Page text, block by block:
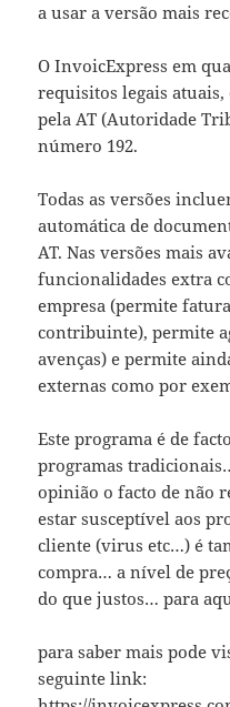
a usar a versão mais
O InvoicExpress em
requisitos legais
pela AT (Autoridade
número 192.
Todas as versões
automática de
AT. Nas versões mais
funcionalidades extra
empresa (permite
contribuinte), permite
avenças) e permite
externas como por
Este programa é de
programas
opinião o facto de não
estar susceptível aos
cliente (virus etc…) é
compra… a nível de
do que justos… para
para saber mais pode
seguinte link: